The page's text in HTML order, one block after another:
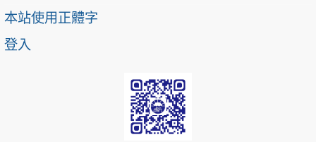
本站使用正體字
登入